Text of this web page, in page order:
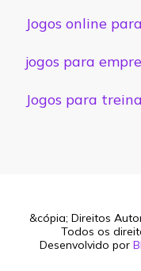
Jogos online
jogos para
Jogos para
&cópia; Direitos
Todos os
Desenvolvido por